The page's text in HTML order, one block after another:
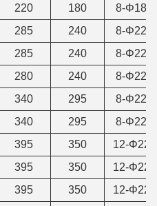
220 180
8-Φ18
285 240
8-Φ22
285 240
8-Φ22
280 240
8-Φ22
340 295
8-Φ22
340 295
8-Φ22
395 350
12-Φ22
395 350
12-Φ22
395 350
12-Φ22